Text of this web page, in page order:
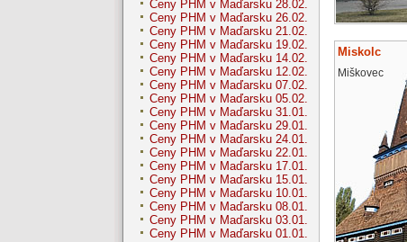
Ceny PHM v Maďarsku 28.02.
Ceny PHM v Maďarsku 26.02.
Ceny PHM v Maďarsku 21.02.
Ceny PHM v Maďarsku 19.02.
Ceny PHM v Maďarsku 14.02.
Ceny PHM v Maďarsku 12.02.
Ceny PHM v Maďarsku 07.02.
Ceny PHM v Maďarsku 05.02.
Ceny PHM v Maďarsku 31.01.
Ceny PHM v Maďarsku 29.01.
Ceny PHM v Maďarsku 24.01.
Ceny PHM v Maďarsku 22.01.
Ceny PHM v Maďarsku 17.01.
Ceny PHM v Maďarsku 15.01.
Ceny PHM v Maďarsku 10.01.
Ceny PHM v Maďarsku 08.01.
Ceny PHM v Maďarsku 03.01.
Ceny PHM v Maďarsku 01.01.
Miskolc
Miškovec